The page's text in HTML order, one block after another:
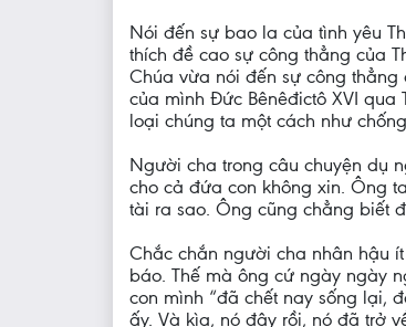
Nói đến sự bao la của tình yêu
thích đề cao sự công thẳng của
Chúa vừa nói đến sự công
của mình Đức Bênêđictô XVI
loại chúng ta một cách như
Người cha trong câu chuyện dụ
cho cả đứa con không xin. Ông
tài ra sao. Ông cũng chẳng biết
Chắc chắn người cha nhân hậu
báo. Thế mà ông cứ ngày ngày
con mình “đã chết nay sống lại,
ấy. Và kìa, nó đây rồi, nó đã trở